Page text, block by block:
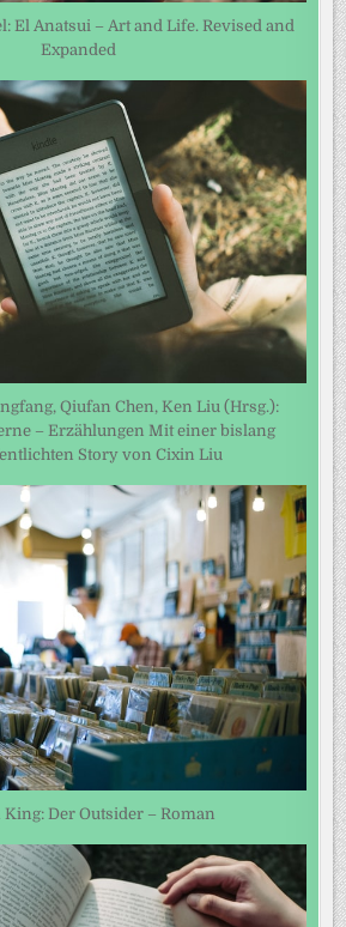
El Anatsui – Art and Life. Revised and
Expanded
Qiufan Chen, Ken Liu (Hrsg.):
– Erzählungen Mit einer bislang
Story von Cixin Liu
King: Der Outsider – Roman